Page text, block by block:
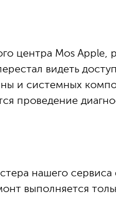
центра Mos
видеть
и системных
проведение
нашего
выполняется